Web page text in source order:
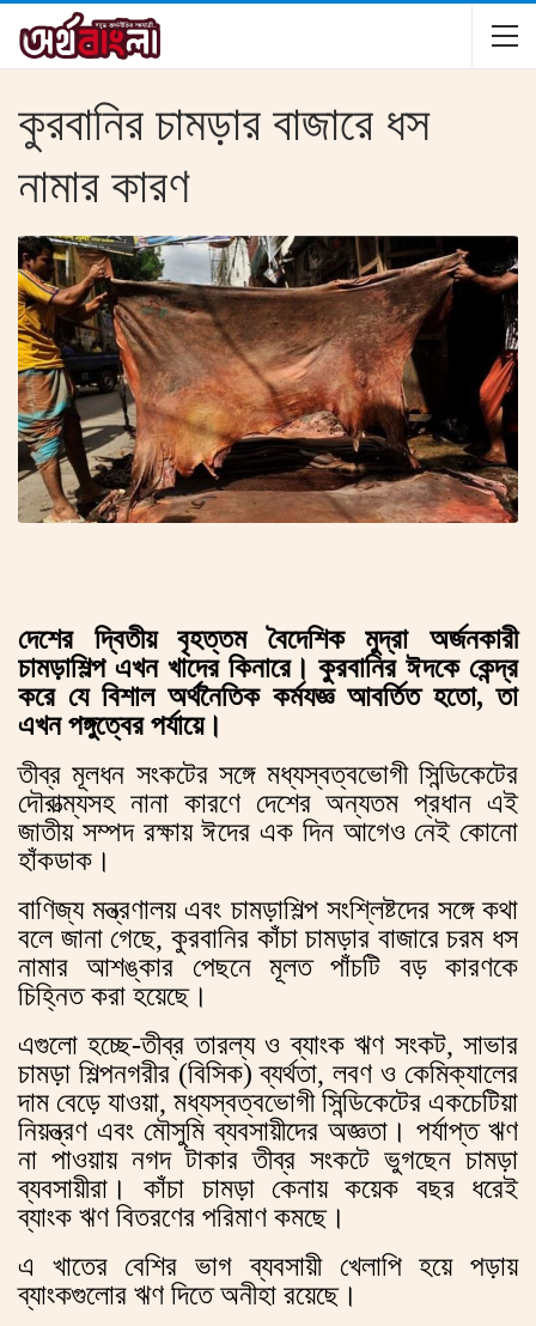
কুরবানির চামড়ার বাজারে ধস
নামার কারণ
দেশের দ্বিতীয় বৃহত্তম বৈদেশিক মুদ্রা অর্জনকারী
চামড়াশিল্প এখন খাদের কিনারে। কুরবানির ঈদকে কেন্দ্র
করে যে বিশাল অর্থনৈতিক কর্মযজ্ঞ আবর্তিত হতো, তা
এখন পঙ্গুত্বের পর্যায়ে।
তীব্র মূলধন সংকটের সঙ্গে মধ্যস্বত্বভোগী সিন্ডিকেটের
দৌরাত্ম্যসহ নানা কারণে দেশের অন্যতম প্রধান এই
জাতীয় সম্পদ রক্ষায় ঈদের এক দিন আগেও নেই কোনো
হাঁকডাক।
বাণিজ্য মন্ত্রণালয় এবং চামড়াশিল্প সংশ্লিষ্টদের সঙ্গে কথা
বলে জানা গেছে, কুরবানির কাঁচা চামড়ার বাজারে চরম ধস
নামার আশঙ্কার পেছনে মূলত পাঁচটি বড় কারণকে
চিহ্নিত করা হয়েছে।
এগুলো হচ্ছে-তীব্র তারল্য ও ব্যাংক ঋণ সংকট, সাভার
চামড়া শিল্পনগরীর (বিসিক) ব্যর্থতা, লবণ ও কেমিক্যালের
দাম বেড়ে যাওয়া, মধ্যস্বত্বভোগী সিন্ডিকেটের একচেটিয়া
নিয়ন্ত্রণ এবং মৌসুমি ব্যবসায়ীদের অজ্ঞতা। পর্যাপ্ত ঋণ
না পাওয়ায় নগদ টাকার তীব্র সংকটে ভুগছেন চামড়া
ব্যবসায়ীরা। কাঁচা চামড়া কেনায় কয়েক বছর ধরেই
ব্যাংক ঋণ বিতরণের পরিমাণ কমছে।
এ খাতের বেশির ভাগ ব্যবসায়ী খেলাপি হয়ে পড়ায়
ব্যাংকগুলোর ঋণ দিতে অনীহা রয়েছে।